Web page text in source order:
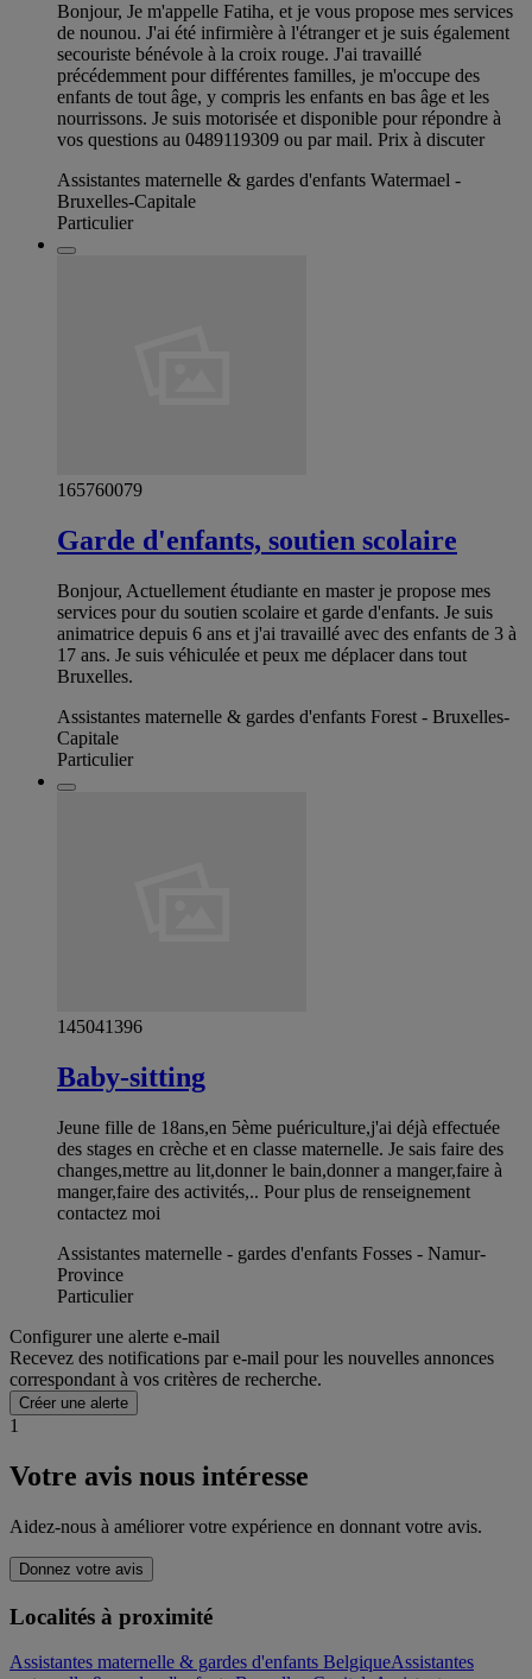
Bonjour, Je m'appelle Fatiha, et je vous propose mes services
de nounou. J'ai été infirmière à l'étranger et je suis également
secouriste bénévole à la croix rouge. J'ai travaillé
précédemment pour différentes familles, je m'occupe des
enfants de tout âge, y compris les enfants en bas âge et les
nourrissons. Je suis motorisée et disponible pour répondre à
vos questions au 0489119309 ou par mail. Prix à discuter
Assistantes maternelle & gardes d'enfants Watermael -
Bruxelles-Capitale
Particulier
165760079
Garde d'enfants, soutien scolaire
Bonjour, Actuellement étudiante en master je propose mes
services pour du soutien scolaire et garde d'enfants. Je suis
animatrice depuis 6 ans et j'ai travaillé avec des enfants de 3 à
17 ans. Je suis véhiculée et peux me déplacer dans tout
Bruxelles.
Assistantes maternelle & gardes d'enfants Forest - Bruxelles-
Capitale
Particulier
145041396
Baby-sitting
Jeune fille de 18ans,en 5ème puériculture,j'ai déjà effectuée
des stages en crèche et en classe maternelle. Je sais faire des
changes,mettre au lit,donner le bain,donner a manger,faire à
manger,faire des activités,.. Pour plus de renseignement
contactez moi
Assistantes maternelle - gardes d'enfants Fosses - Namur-
Province
Particulier
Configurer une alerte e-mail
Recevez des notifications par e-mail pour les nouvelles annonces
correspondant à vos critères de recherche.
Créer une alerte
1
Votre avis nous intéresse
Aidez-nous à améliorer votre expérience en donnant votre avis.
Donnez votre avis
Localités à proximité
Assistantes maternelle & gardes d'enfants BelgiqueAssistantes